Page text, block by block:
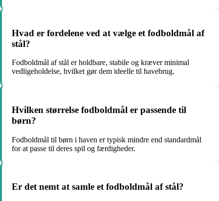
Hvad er fordelene ved at vælge et fodboldmål af
stål?
Fodboldmål af stål er holdbare, stabile og kræver minimal
vedligeholdelse, hvilket gør dem ideelle til havebrug.
Hvilken størrelse fodboldmål er passende til
børn?
Fodboldmål til børn i haven er typisk mindre end standardmål
for at passe til deres spil og færdigheder.
Er det nemt at samle et fodboldmål af stål?